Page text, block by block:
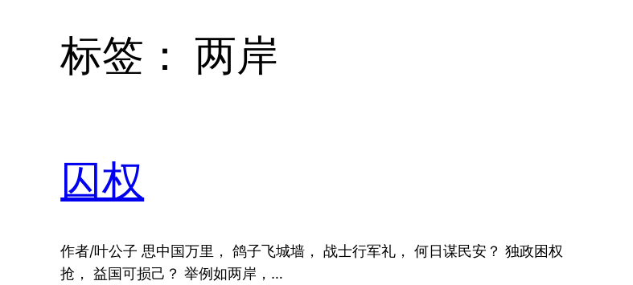
标签： 两岸
囚权
作者/叶公子 思中国万里， 鸽子飞城墙， 战士行军礼， 何日谋民安？ 独政困权
抢， 益国可损己？ 举例如两岸，…